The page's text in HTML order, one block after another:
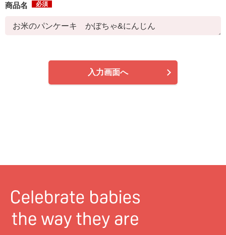
商品名 必須
入力画面へ